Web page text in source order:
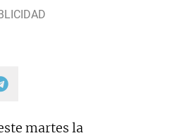
martes la